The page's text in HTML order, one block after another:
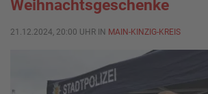
Weihnachtsgeschenke
21.12.2024, 20:00 UHR IN MAIN-KINZIG-KREIS